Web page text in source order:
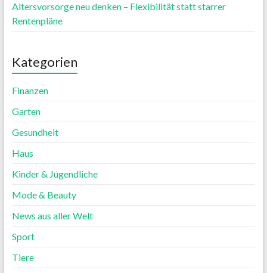
Altersvorsorge neu denken – Flexibilität statt starrer
Rentenpläne
Kategorien
Finanzen
Garten
Gesundheit
Haus
Kinder & Jugendliche
Mode & Beauty
News aus aller Welt
Sport
Tiere